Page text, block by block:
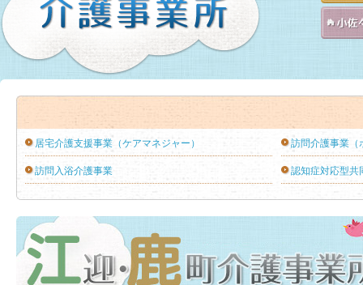
居宅介護支援事業（ケアマネジャー） 訪問介護事業（
訪問入浴介護事業 認知症対応型共